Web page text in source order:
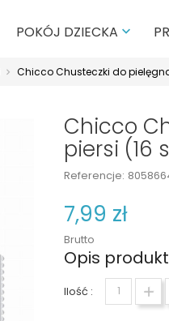
POKÓJ DZIECKA 
Chicco Chusteczki do
Chicco
piersi (16
Referencje:
7,99 zł
Brutto
Opis
Ilość :